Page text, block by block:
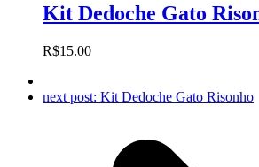
Kit Dedoche Gato
R$15.00
next post: Kit Dedoche Gato Risonho